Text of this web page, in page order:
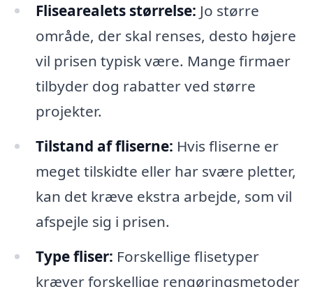
Flisearealets størrelse: Jo større
område, der skal renses, desto højere
vil prisen typisk være. Mange firmaer
tilbyder dog rabatter ved større
projekter.
Tilstand af fliserne: Hvis fliserne er
meget tilskidte eller har svære pletter,
kan det kræve ekstra arbejde, som vil
afspejle sig i prisen.
Type fliser: Forskellige flisetyper
kræver forskellige rengøringsmetoder